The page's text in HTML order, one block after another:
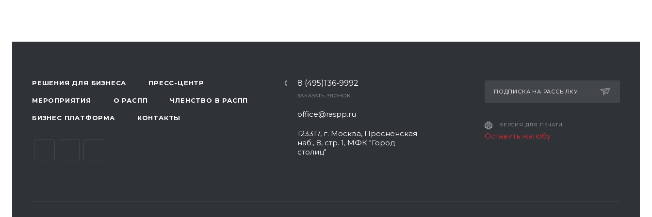
РЕШЕНИЯ ДЛЯ БИЗНЕСА ПРЕСС-ЦЕНТР
МЕРОПРИЯТИЯ О РАСПП ЧЛЕНСТВО В РАСПП
БИЗНЕС ПЛАТФОРМА КОНТАКТЫ
8 (495)136-9992
ЗАКАЗАТЬ ЗВОНОК
office@raspp.ru
123317, г. Москва, Пресненская
наб., 8, стр. 1, МФК "Город
столиц"
ПОДПИСКА НА РАССЫЛКУ
ВЕРСИЯ ДЛЯ ПЕЧАТИ
Оставить жалобу